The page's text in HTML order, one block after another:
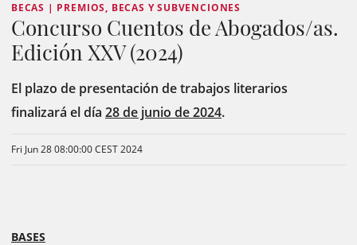
BECAS | PREMIOS, BECAS Y SUBVENCIONES
Concurso Cuentos de Abogados/as.
Edición XXV (2024)
El plazo de presentación de trabajos literarios
finalizará el día 28 de junio de 2024.
Fri Jun 28 08:00:00 CEST 2024
BASES